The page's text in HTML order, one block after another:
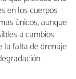
en los cuerpos
únicos, aunque
a cambios
la falta de drenaje